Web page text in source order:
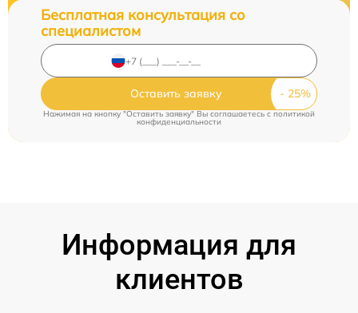
Бесплатная консультация со
специалистом
Оставить заявку
Нажимая на кнопку "Оставить заявку" Вы соглашаетесь cполитикой
конфиденциальности
Информация для
клиентов